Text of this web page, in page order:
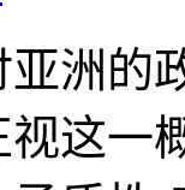
亚洲的
视这一